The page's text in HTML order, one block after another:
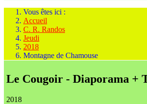
Vous êtes ici :
Accueil
C. R. Randos
Jeudi
2018
Montagne de Chamouse
Le Cougoir - Diaporama +
2018